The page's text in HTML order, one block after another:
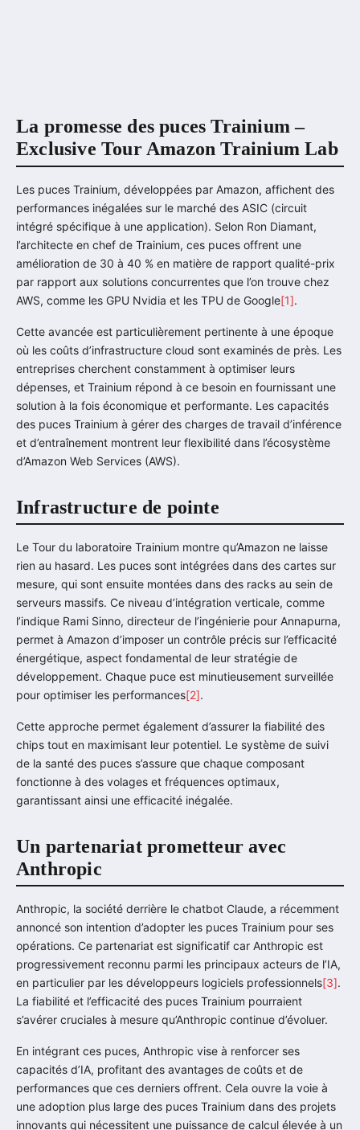
La promesse des puces Trainium –
Exclusive Tour Amazon Trainium Lab
Les puces Trainium, développées par Amazon, affichent des
performances inégalées sur le marché des ASIC (circuit
intégré spécifique à une application). Selon Ron Diamant,
l’architecte en chef de Trainium, ces puces offrent une
amélioration de 30 à 40 % en matière de rapport qualité-prix
par rapport aux solutions concurrentes que l’on trouve chez
AWS, comme les GPU Nvidia et les TPU de Google[1].
Cette avancée est particulièrement pertinente à une époque
où les coûts d’infrastructure cloud sont examinés de près. Les
entreprises cherchent constamment à optimiser leurs
dépenses, et Trainium répond à ce besoin en fournissant une
solution à la fois économique et performante. Les capacités
des puces Trainium à gérer des charges de travail d’inférence
et d’entraînement montrent leur flexibilité dans l’écosystème
d’Amazon Web Services (AWS).
Infrastructure de pointe
Le Tour du laboratoire Trainium montre qu’Amazon ne laisse
rien au hasard. Les puces sont intégrées dans des cartes sur
mesure, qui sont ensuite montées dans des racks au sein de
serveurs massifs. Ce niveau d’intégration verticale, comme
l’indique Rami Sinno, directeur de l’ingénierie pour Annapurna,
permet à Amazon d’imposer un contrôle précis sur l’efficacité
énergétique, aspect fondamental de leur stratégie de
développement. Chaque puce est minutieusement surveillée
pour optimiser les performances[2].
Cette approche permet également d’assurer la fiabilité des
chips tout en maximisant leur potentiel. Le système de suivi
de la santé des puces s’assure que chaque composant
fonctionne à des volages et fréquences optimaux,
garantissant ainsi une efficacité inégalée.
Un partenariat prometteur avec
Anthropic
Anthropic, la société derrière le chatbot Claude, a récemment
annoncé son intention d’adopter les puces Trainium pour ses
opérations. Ce partenariat est significatif car Anthropic est
progressivement reconnu parmi les principaux acteurs de l’IA,
en particulier par les développeurs logiciels professionnels[3].
La fiabilité et l’efficacité des puces Trainium pourraient
s’avérer cruciales à mesure qu’Anthropic continue d’évoluer.
En intégrant ces puces, Anthropic vise à renforcer ses
capacités d’IA, profitant des avantages de coûts et de
performances que ces derniers offrent. Cela ouvre la voie à
une adoption plus large des puces Trainium dans des projets
innovants qui nécessitent une puissance de calcul élevée à un